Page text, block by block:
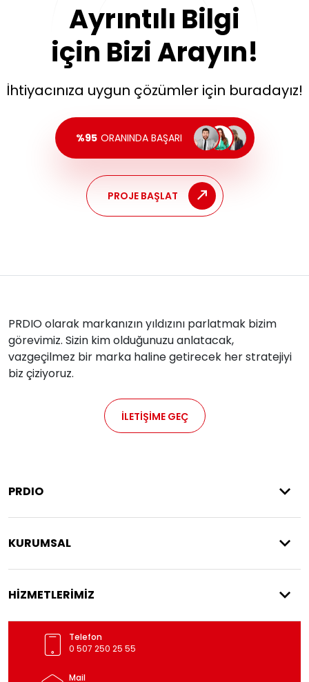
Ayrıntılı Bilgi
için Bizi Arayın!
İhtiyacınıza uygun çözümler için buradayız!
%95 ORANINDA BAŞARI
PROJE BAŞLAT
PRDIO olarak markanızın yıldızını parlatmak bizim
görevimiz. Sizin kim olduğunuzu anlatacak,
vazgeçilmez bir marka haline getirecek her stratejiyi
biz çiziyoruz.
İLETİŞİME GEÇ
PRDIO
KURUMSAL
HİZMETLERİMİZ
Telefon
0 507 250 25 55
Mail